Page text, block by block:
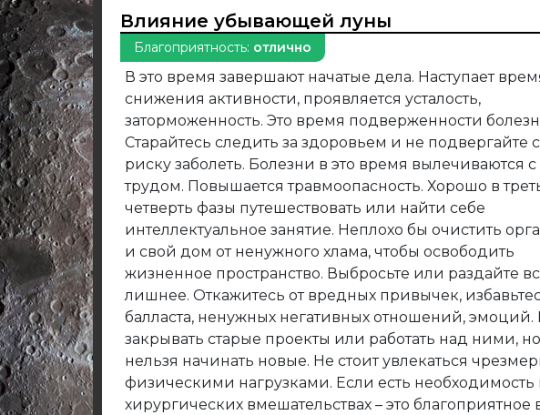
Влияние убывающей луны
Благоприятность: отлично
В это время завершают начатые дела. Наступает
снижения активности, проявляется усталость,
заторможенность. Это время подверженности
Старайтесь следить за здоровьем и не подвергайте
риску заболеть. Болезни в это время вылечиваются с
трудом. Повышается травмоопасность. Хорошо в
четверть фазы путешествовать или найти себе
интеллектуальное занятие. Неплохо бы очистить
и свой дом от ненужного хлама, чтобы освободить
жизненное пространство. Выбросьте или раздайте
лишнее. Откажитесь от вредных привычек,
балласта, ненужных негативных отношений,
закрывать старые проекты или работать над ними, но
нельзя начинать новые. Не стоит увлекаться
физическими нагрузками. Если есть необходимость
хирургических вмешательствах – это благоприятное